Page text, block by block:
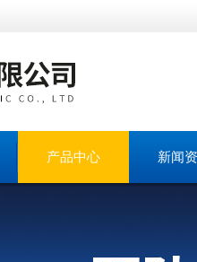
产品中心 新闻